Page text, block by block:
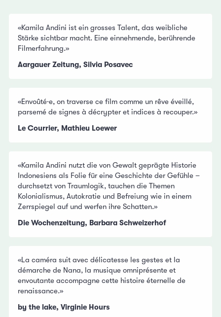
«Kamila Andini ist ein grosses Talent, das weibliche
Stärke sichtbar macht. Eine einnehmende, berührende
Filmerfahrung.»
Aargauer Zeitung, Silvia Posavec
«Envoûté·e, on traverse ce film comme un rêve éveillé,
parsemé de signes à décrypter et indices à recouper.»
Le Courrier, Mathieu Loewer
«Kamila Andini nutzt die von Gewalt geprägte Historie
Indonesiens als Folie für eine Geschichte der Gefühle –
durchsetzt von Traumlogik, tauchen die Themen
Kolonialismus, Autokratie und Befreiung wie in einem
Zerrspiegel auf und werfen ihre Schatten.»
Die Wochenzeitung, Barbara Schweizerhof
«La caméra suit avec délicatesse les gestes et la
démarche de Nana, la musique omniprésente et
envoutante accompagne cette histoire éternelle de
renaissance.»
by the lake, Virginie Hours